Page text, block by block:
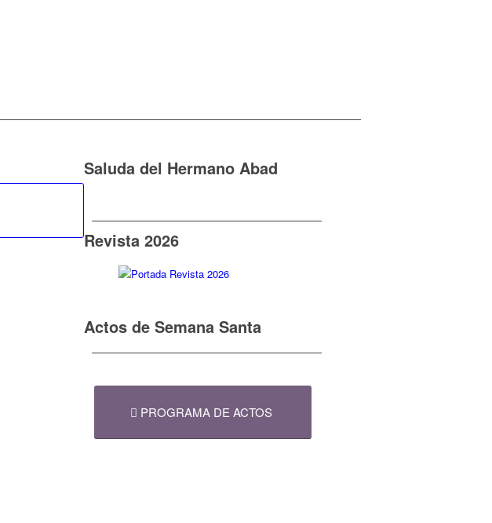
Saluda del Hermano Abad
Revista 2026
Actos de Semana Santa
PROGRAMA DE ACTOS